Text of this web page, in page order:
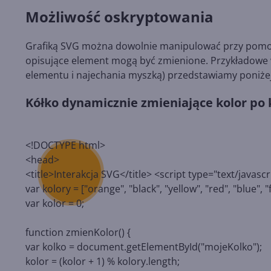
Możliwość oskryptowania
Grafiką SVG można dowolnie manipulować przy
opisujące element mogą być zmienione.
elementu i najechania myszką) przedstawiamy
Kółko dynamicznie zmieniające kolor
<!DOCTYPE html>
<head>
<title>Interakcja SVG</title> <script type="text/
var kolory = ["orange", "black", "yellow", "red", "blue",
var kolor = 0;
function zmienKolor() {
var kolko = document.getElementById("mojeKolko");
kolor = (kolor + 1) % kolory.length;